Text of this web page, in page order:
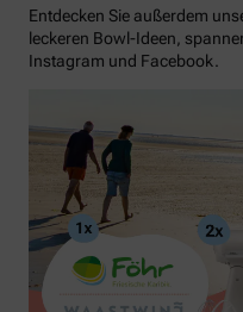
Entdecken Sie außerdem
leckeren Bowl-Ideen,
Instagram und Facebook.